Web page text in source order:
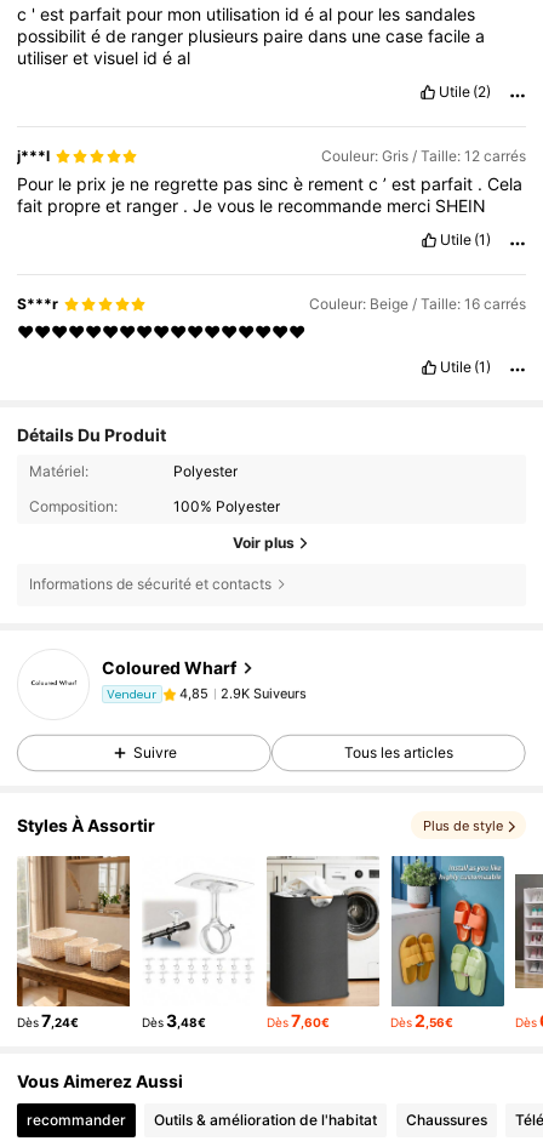
c 'est parfait pour mon utilisation idéal pour lessandales
possibilitéde ranger plusieurs pairedans unecasefacilea
utiliseretvisuel idéal
Utile (2)
j***l Couleur: Gris / Taille: 12 carrés
Pour le prix je ne regrette passincè rementc’est parfait .Cela
fait propreet ranger .Jevous le recommande merci SHEIN
Utile (1)
S***r Couleur: Beige / Taille: 16 carrés
❤️❤️❤️❤️❤️❤️❤️❤️❤️❤️❤️❤️❤️❤️❤️❤️❤️
Utile (1)
Détails Du Produit
Matériel:
Polyester
Composition:
100% Polyester
Voir plus
Informations de sécurité et contacts
Coloured Wharf
Vendeur 4,85
2.9K Suiveurs
Suivre Tous les articles
Styles À Assortir Plus de style
Dès7 ,24€ Dès3,48€ Dès7,60€ Dès2 ,56€ Dès
Vous Aimerez Aussi
recommander Outils & amélioration de l'habitat Chaussures